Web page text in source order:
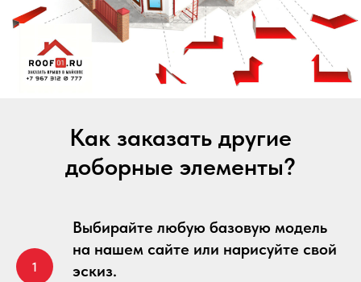
Как заказать другие
доборные элементы?
Выбирайте любую базовую модель
на нашем сайте или нарисуйте свой
эскиз.